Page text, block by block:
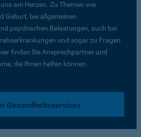
am Herzen. Zu Themen wie
Geburt, bei allgemeinen
psychischen Belastungen, auch bei
und sogar zu Fragen
finden Sie Ansprechpartner und
die Ihnen helfen können.
Gesundheitsservices